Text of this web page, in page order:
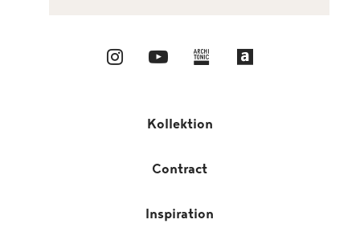
Kollektion
Contract
Inspiration